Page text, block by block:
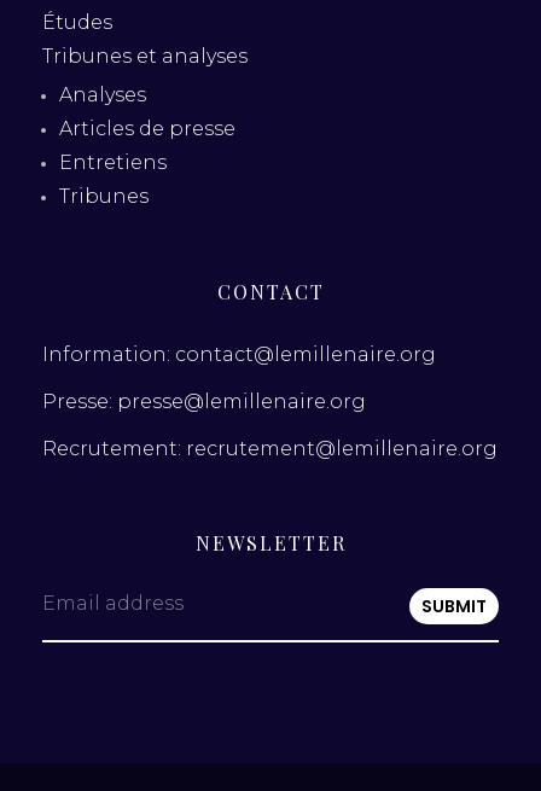
Études
Tribunes et analyses
Analyses
Articles de presse
Entretiens
Tribunes
CONTACT
Information: contact@lemillenaire.org
Presse: presse@lemillenaire.org
Recrutement: recrutement@lemillenaire.org
NEWSLETTER
Email address